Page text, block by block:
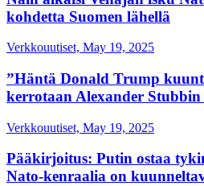
kohdetta Suomen lähellä
Verkkouutiset, May 19, 2025
”Häntä Donald Trump
kerrotaan Alexander Stubbin
Verkkouutiset, May 19, 2025
Pääkirjoitus: Putin ostaa
Nato-kenraalia on